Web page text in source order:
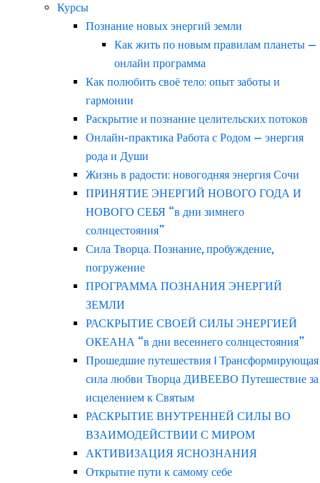
Курсы
Познание новых энергий земли
Как жить по новым правилам планеты —
онлайн программа
Как полюбить своё тело: опыт заботы и
гармонии
Раскрытие и познание целительских потоков
Онлайн-практика Работа с Родом — энергия
рода и Души
Жизнь в радости: новогодняя энергия Сочи
ПРИНЯТИЕ ЭНЕРГИЙ НОВОГО ГОДА И
НОВОГО СЕБЯ “в дни зимнего
солнцестояния”
Сила Творца. Познание, пробуждение,
погружение
ПРОГРАММА ПОЗНАНИЯ ЭНЕРГИЙ
ЗЕМЛИ
РАСКРЫТИЕ СВОЕЙ СИЛЫ ЭНЕРГИЕЙ
ОКЕАНА “в дни весеннего солнцестояния”
Прошедшие путешествия | Трансформирующая
сила любви Творца ДИВЕЕВО Путешествие за
исцелением к Святым
РАСКРЫТИЕ ВНУТРЕННЕЙ СИЛЫ ВО
ВЗАИМОДЕЙСТВИИ С МИРОМ
АКТИВИЗАЦИЯ ЯСНОЗНАНИЯ
Открытие пути к самому себе